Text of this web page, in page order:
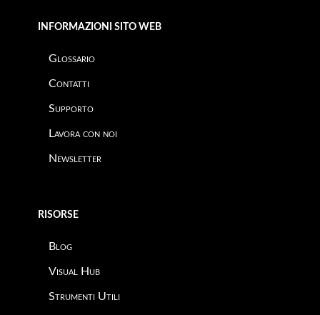
INFORMAZIONI SITO WEB
Glossario
Contatti
Supporto
Lavora con noi
Newsletter
RISORSE
Blog
Visual Hub
Strumenti Utili